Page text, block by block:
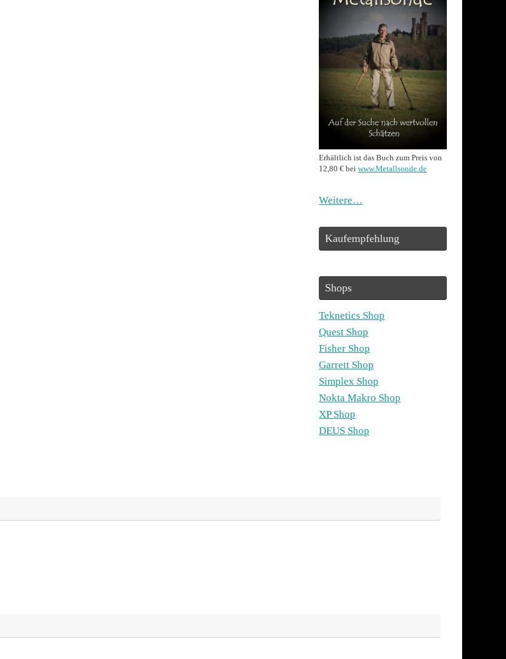
Erhältlich ist das Buch zum Preis von
12,80 € bei www.Metallsonde.de
Weitere…
Kaufempfehlung
Shops
Teknetics Shop
Quest Shop
Fisher Shop
Garrett Shop
Simplex Shop
Nokta Makro Shop
XP Shop
DEUS Shop